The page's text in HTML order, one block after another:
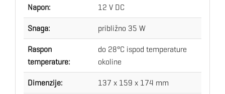
Napon: 12 V DC
Snaga: približno 35 W
Raspon
temperature:
do 28°C ispod temperature
okoline
Dimenzije: 137 x 159 x 174 mm